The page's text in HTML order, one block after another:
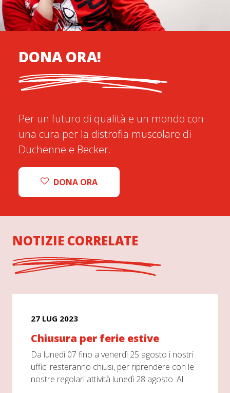
DONA ORA!
Per un futuro di qualità e un mondo con
una cura per la distrofia muscolare di
Duchenne e Becker.
DONA ORA
NOTIZIE CORRELATE
27 LUG 2023
Chiusura per ferie estive
Da lunedì 07 fino a venerdì 25 agosto i nostri
uffici resteranno chiusi, per riprendere con le
nostre regolari attività lunedì 28 agosto. Al…